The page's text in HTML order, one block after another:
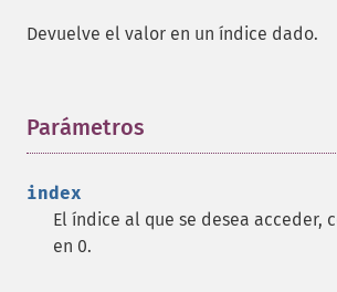
Devuelve el valor en un índice dado.
Parámetros
index
El índice al que se desea acceder,
en 0.